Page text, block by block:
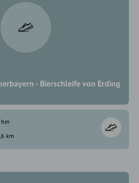
- Bierschleife von Erding
km